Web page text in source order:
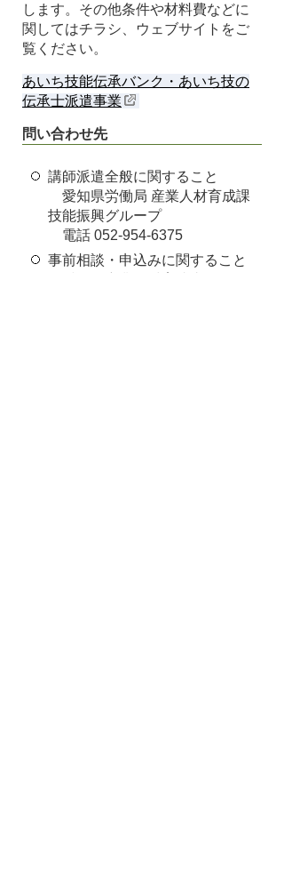
します。その他条件や材料費などに
関してはチラシ、
ウェブサイト をご
覧ください。
あいち技能伝承バンク・あいち技の
伝承士派遣事業
問い合わせ先
講師派遣全般に関すること
愛知県労働局 産業人材育成課
技能振興グループ
電話 052-954-6375
事前相談・申込みに関すること